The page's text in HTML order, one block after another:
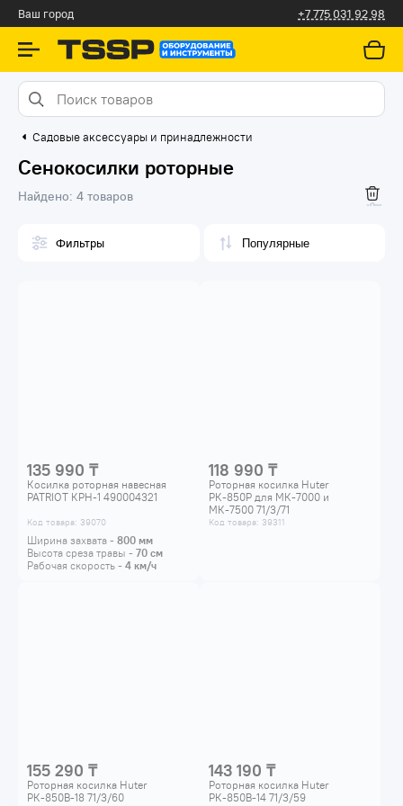
Алматы +7 775 031 92 98
Садовые аксессуары и принадлежности
Сенокосилки роторные
Найдено: 4 товаров
Фильтры
135 990 ₸
Косилка роторная навесная
PATRIOT КРН-1 490004321
Код товара: 39070
Ширина захвата - 800 мм
Высота среза травы - 70 см
Рабочая скорость - 4 км/ч
118 990 ₸
Роторная косилка Huter
РК-850Р для МК-7000 и
МК-7500 71/3/71
Код товара: 39311
155 290 ₸
Роторная косилка Huter
РК-850B-18 71/3/60
143 190 ₸
Роторная косилка Huter
РК-850В-14 71/3/59